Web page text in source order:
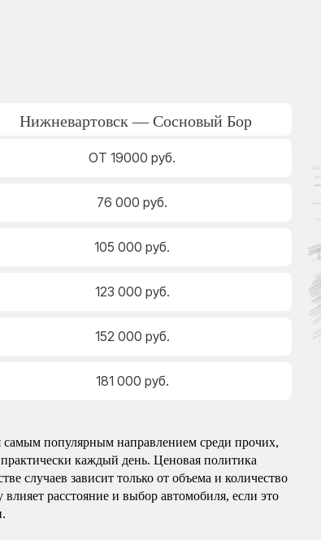
Нижневартовск — Сосновый Бор
ОТ 19000 руб.
76 000 руб.
105 000 руб.
123 000 руб.
152 000 руб.
181 000 руб.
популярным направлением среди прочих,
каждый день. Ценовая политика
случаев зависит только от объема и количество
расстояние и выбор автомобиля, если это